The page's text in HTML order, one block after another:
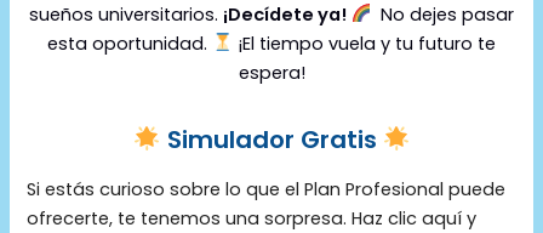
sueños universitarios. ¡Decídete ya!
No dejes pasar
esta oportunidad.
¡El tiempo vuela y tu futuro te
espera!
Simulador Gratis
Si estás curioso sobre lo que el Plan Profesional puede
ofrecerte, te tenemos una sorpresa. Haz clic aquí y